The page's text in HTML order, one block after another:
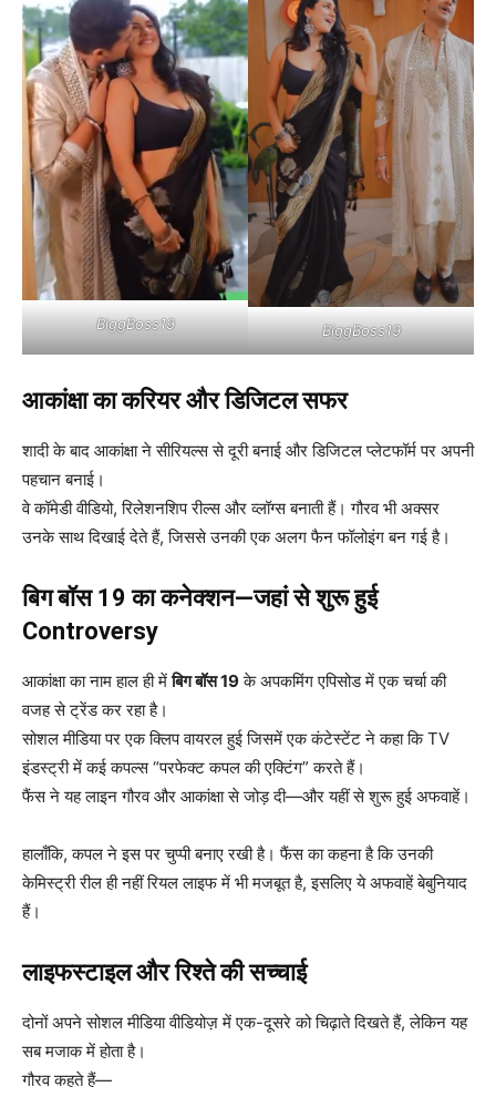
BiggBoss19 BiggBoss19
आकांक्षा का करियर और डिजिटल सफर
शादी के बाद आकांक्षा ने सीरियल्स से दूरी बनाई और डिजिटल प्लेटफॉर्म पर अपनी
पहचान बनाई।
वे कॉमेडी वीडियो, रिलेशनशिप रील्स और व्लॉग्स बनाती हैं। गौरव भी अक्सर
उनके साथ दिखाई देते हैं, जिससे उनकी एक अलग फैन फॉलोइंग बन गई है।
बिग बॉस 19 का कनेक्शन—जहां से शुरू हुई
Controversy
आकांक्षा का नाम हाल ही मेंबिग बॉस 19के अपकमिंग एपिसोड में एक चर्चा की
वजह से ट्रेंड कर रहा है।
सोशल मीडिया पर एक क्लिप वायरल हुई जिसमें एक कंटेस्टेंट ने कहा कि TV
इंडस्ट्री में कई कपल्स “परफेक्ट कपल की एक्टिंग” करते हैं।
फैंस ने यह लाइन गौरव और आकांक्षा से जोड़ दी—और यहीं से शुरू हुई अफवाहें।
हालाँकि, कपल ने इस पर चुप्पी बनाए रखी है। फैंस का कहना है कि उनकी
केमिस्ट्री रील ही नहीं रियल लाइफ में भी मजबूत है, इसलिए ये अफवाहें बेबुनियाद
हैं।
लाइफस्टाइल और रिश्ते की सच्चाई
दोनों अपने सोशल मीडिया वीडियोज़ में एक-दूसरे को चिढ़ाते दिखते हैं, लेकिन यह
सब मजाक में होता है।
गौरव कहते हैं—